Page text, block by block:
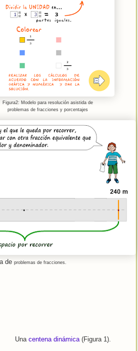
Figura2: Modelo para resolución asistida de
problemas de fracciones y porcentajes
deproblemasde fracciones.
Unacentena dinámica(Figura 1).